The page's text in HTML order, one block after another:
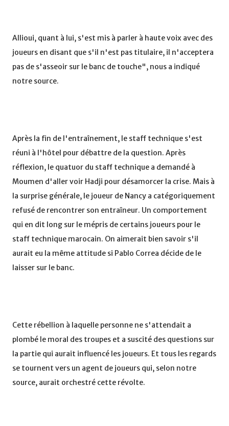
Allioui, quant à lui, s'est mis à parler à haute voix avec des
joueurs en disant que s'il n'est pas titulaire, il n'acceptera
pas de s'asseoir sur le banc de touche", nous a indiqué
notre source.
Après la fin de l'entraînement, le staff technique s'est
réuni à l'hôtel pour débattre de la question. Après
réflexion, le quatuor du staff technique a demandé à
Moumen d'aller voir Hadji pour désamorcer la crise. Mais à
la surprise générale, le joueur de Nancy a catégoriquement
refusé de rencontrer son entraîneur. Un comportement
qui en dit long sur le mépris de certains joueurs pour le
staff technique marocain. On aimerait bien savoir s'il
aurait eu la même attitude si Pablo Correa décide de le
laisser sur le banc.
Cette rébellion à laquelle personne ne s'attendait a
plombé le moral des troupes et a suscité des questions sur
la partie qui aurait influencé les joueurs. Et tous les regards
se tournent vers un agent de joueurs qui, selon notre
source, aurait orchestré cette révolte.